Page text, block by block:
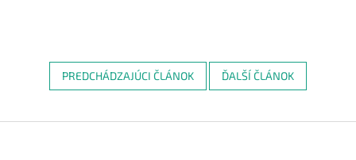
PREDCHÁDZAJÚCI ČLÁNOK ĎALŠÍ ČLÁNOK